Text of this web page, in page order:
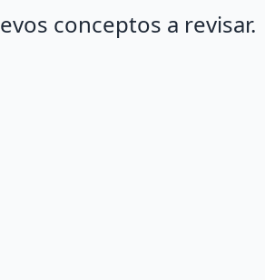
conceptos a revisar.